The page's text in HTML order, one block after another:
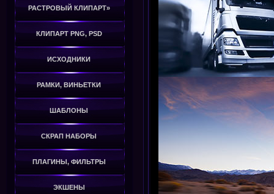
РАСТРОВЫЙ КЛИПАРТ»
КЛИПАРТ PNG, PSD
ИСХОДНИКИ
РАМКИ, ВИНЬЕТКИ
ШАБЛОНЫ
СКРАП НАБОРЫ
ПЛАГИНЫ, ФИЛЬТРЫ
ЭКШЕНЫ